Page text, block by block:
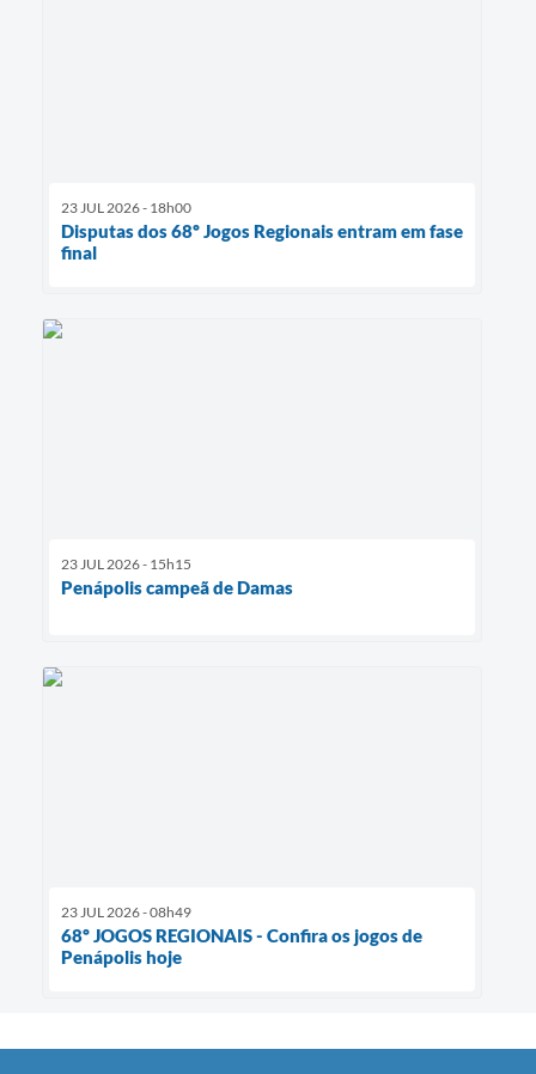
23 JUL 2026 - 18h00
Disputas dos 68º Jogos Regionais entram em fase
final
23 JUL 2026 - 15h15
Penápolis campeã de Damas
23 JUL 2026 - 08h49
68º JOGOS REGIONAIS - Confira os jogos de
Penápolis hoje